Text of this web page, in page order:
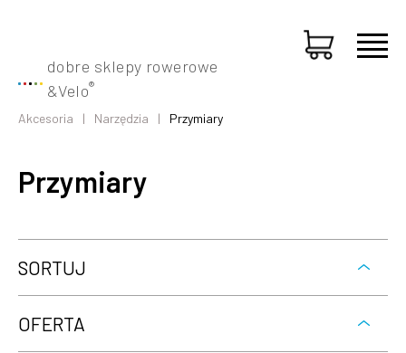
dobre sklepy rowerowe
&Velo®
Akcesoria Narzędzia Przymiary
Przymiary
SORTUJ
OFERTA